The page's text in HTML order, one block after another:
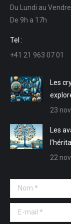
s'ouvre
dans
une
s'ouvre
dans
mail
Du Lundi au
De 9h a 17h
Tel :
+41 21 963 07 01
Les
23
Les
22
Nom *
E-mail *